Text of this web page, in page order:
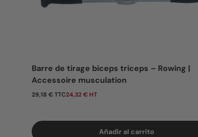
Barre de tirage biceps triceps – Rowing |
Accessoire musculation
Precio normal
29,18 € TTC24,32 € HT
Añadir al carrito